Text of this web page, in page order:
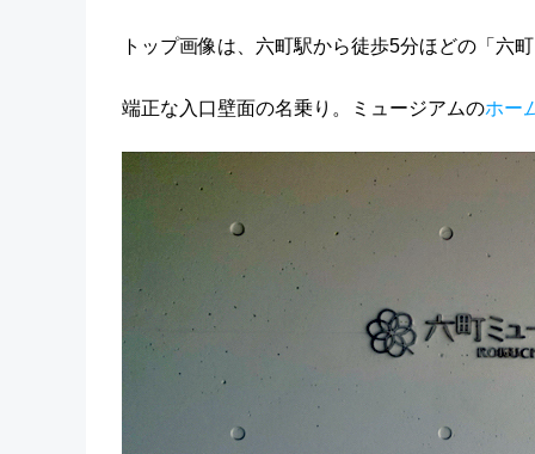
トップ画像は、六町駅から徒歩5分ほどの「六
端正な入口壁面の名乗り。ミュージアムのホー